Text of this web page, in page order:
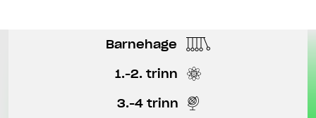
Barnehage
1.-2. trinn
3.-4 trinn